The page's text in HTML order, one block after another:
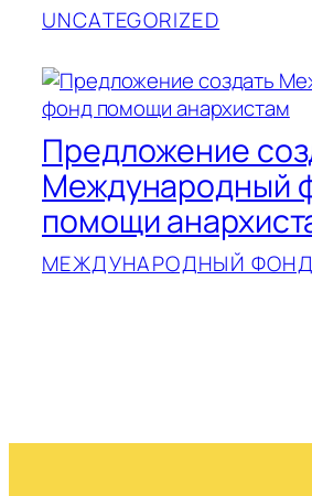
UNCATEGORIZED
Предложение
Международный
помощи
МЕЖДУНАРОДНЫЙ ФОНД